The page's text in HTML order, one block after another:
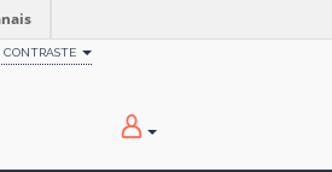
CONTRASTE